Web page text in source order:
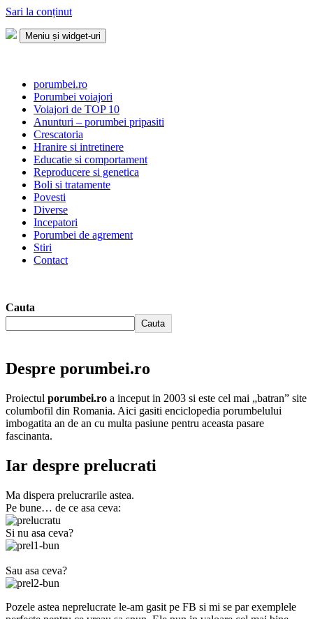
Sari la conținut
Meniu și widget-uri
porumbei.ro
Porumbei voiajori
Voiajori de TOP 10
Anunturi – porumbei pripasiti
Crescatoria
Hranire si intretinere
Educatie si comportament
Reproducere si genetica
Boli si tratamente
Povesti
Diverse
Incepatori
Porumbei de agrement
Stiri
Contact
Cauta
Cauta
Despre porumbei.ro
Proiectul porumbei.ro a inceput in 2003 si este cel mai „batran” site
columbofil din Romania. Aici gasiti enciclopedia porumbelului
imbogatita an de an cu multa pasiune pentru aceasta pasare
fascinanta.
Iar despre prelucrati
Ma dispera prelucrarile astea.
Pe bune… de ce asa ceva:
Si nu asa ceva?
Sau asa ceva?
Pozele astea neprelucrate le-am gasit pe FB si mi se par exemplele